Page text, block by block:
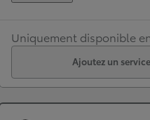
Uniquement disponible
Ajoutez un